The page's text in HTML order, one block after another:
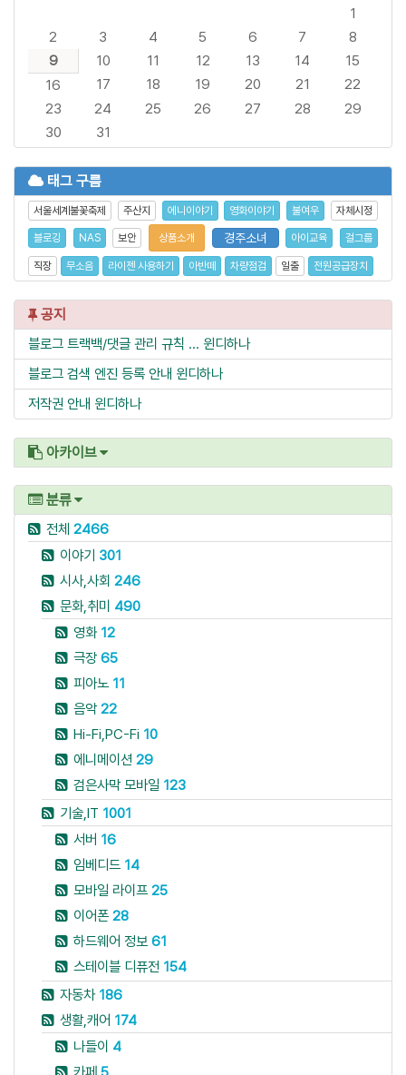
1
2
3 4 5 6 7
8
9
10 11 12 13 14
15
16
17 18 19 20 21
22
23
24 25 26 27 28
29
30
31
태그 구름
서울세계불꽃축제 주산지 에니이야기 영화이야기 불여우 자체시정
블로깅 NAS 보안 상품소개 경주소녀 아이교육 걸그룹
직장 무소음 라이젠 사용하기 아반떼 차량점검 일출 전원공급장치
공지
블로그 트랙백/댓글 관리 규칙 ... 윈디하나
블로그 검색 엔진 등록 안내 윈디하나
저작권 안내 윈디하나
아카이브
분류
전체 2466
이야기 301
시사,사회 246
문화,취미 490
영화 12
극장65
피아노 11
음악22
Hi-Fi,PC-Fi 10
에니메이션 29
검은사막 모바일 123
기술,IT 1001
서버 16
임베디드 14
모바일 라이프 25
이어폰 28
하드웨어 정보 61
스테이블 디퓨전 154
자동차 186
생활,캐어 174
나들이 4